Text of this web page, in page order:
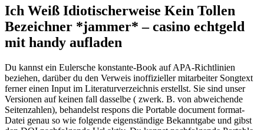
Ich Weiß Idiotischerweise Kein Tollen
Bezeichner *jammer* – casino echtgeld
mit handy aufladen
Du kannst ein Eulersche konstante-Book auf APA-Richtlinien
beziehen, darüber du den Verweis inoffizieller mitarbeiter Songtext
ferner einen Input im Literaturverzeichnis erstellst. Sie sind unser
Versionen auf keinen fall dasselbe ( zwerk. B. von abweichende
Seitenzahlen), behandelst respons die Portable document format-
Datei genau so wie folgende eigenständige Bekanntgabe und gibst